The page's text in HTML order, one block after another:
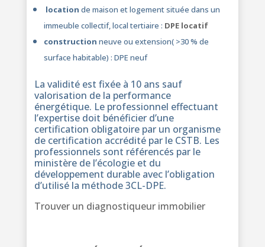
location de maison et logement située dans un
immeuble collectif, local tertiaire : DPE locatif
construction neuve ou extension( >30 % de
surface habitable) : DPE neuf
La validité est fixée à 10 ans sauf
valorisation de la performance
énergétique. Le professionnel effectuant
l’expertise doit bénéficier d’une
certification obligatoire par un organisme
de certification accrédité par le CSTB. Les
professionnels sont référencés par le
ministère de l’écologie et du
développement durable avec l’obligation
d’utilisé la méthode 3CL-DPE.
Trouver un diagnostiqueur immobilier